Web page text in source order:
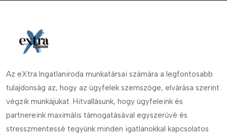
Az eXtra Ingatlaniroda munkatársai számára a legfontosabb
tulajdonság az, hogy az ügyfelek szemszöge, elvárása szerint
végzik munkájukat. Hitvallásunk, hogy ügyfeleink és
partnereink maximális támogatásával egyszerűvé és
stresszmentessé tegyünk minden igatlanokkal kapcsolatos